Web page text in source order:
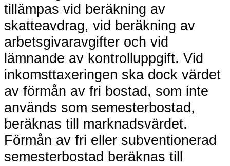
tillämpas vid beräkning av
skatteavdrag, vid beräkning av
arbetsgivaravgifter och vid
lämnande av kontrolluppgift. Vid
inkomsttaxeringen ska dock värdet
av förmån av fri bostad, som inte
används som semesterbostad,
beräknas till marknadsvärdet.
Förmån av fri eller subventionerad
semesterbostad beräknas till